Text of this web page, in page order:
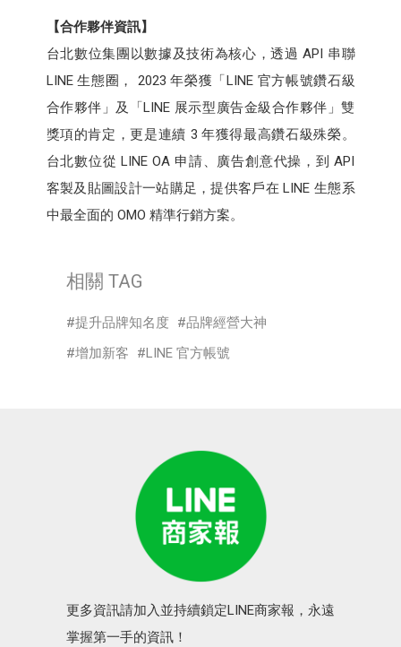
【合作夥伴資訊】
台北數位集團以數據及技術為核心，透過 API 串聯
LINE 生態圈， 2023 年榮獲「LINE 官方帳號鑽石級
合作夥伴」及「LINE 展示型廣告金級合作夥伴」雙
獎項的肯定，更是連續 3 年獲得最高鑽石級殊榮。
台北數位從 LINE OA 申請、廣告創意代操，到 API
客製及貼圖設計一站購足，提供客戶在 LINE 生態系
中最全面的 OMO 精準行銷方案。
相關 TAG
提升品牌知名度
品牌經營大神
增加新客
LINE 官方帳號
更多資訊請加入並持續鎖定LINE商家報，永遠
掌握第一手的資訊！